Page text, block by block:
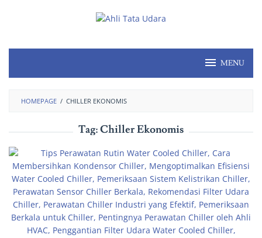
MENU
HOMEPAGE / CHILLER EKONOMIS
Tag:Chiller Ekonomis